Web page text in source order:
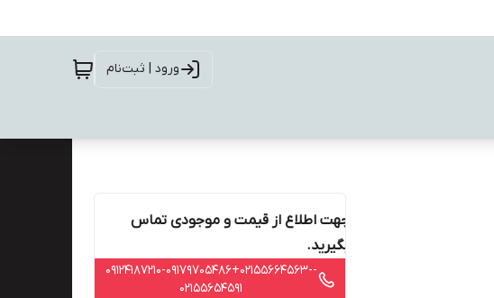
ورود | ثبت‌نام
جهت اطلاع از قیمت و موجودی تماس
بگیرید.
-09124187210-۰۹۱۷۹۷۰۵۴۸۶+02155664563-
02155654591